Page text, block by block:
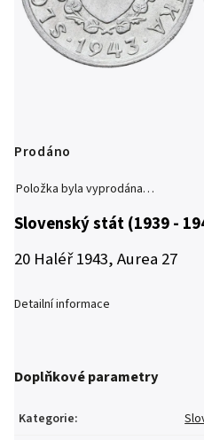
Prodáno
Položka byla vyprodána…
Slovenský stát (1939 -
20 Haléř 1943, Aurea 27
Detailní informace
Doplňkové parametry
Kategorie: